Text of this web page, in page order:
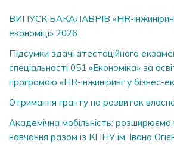
ВИПУСК БАКАЛАВРІВ «HR-
економіці» 2026
Підсумки здачі атестаційного
спеціальності 051 «Економіка» за
програмою «HR-інжиніринг у бізнес-
Отримання гранту на розвиток
Академічна мобільність: розширюємо
навчання разом із КПНУ ім. Івана